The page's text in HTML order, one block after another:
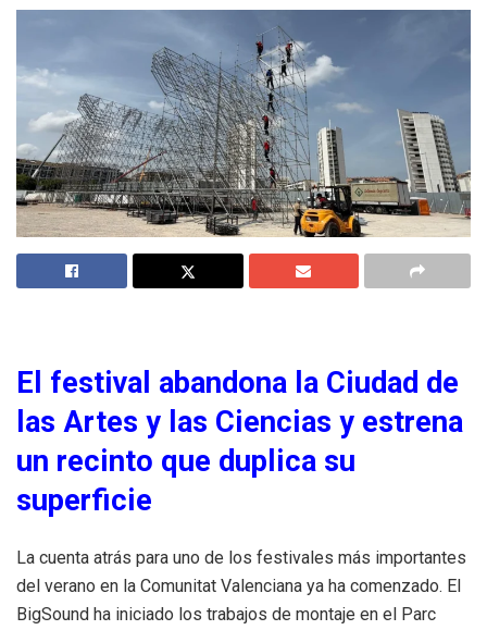
El festival abandona la Ciudad de
las Artes y las Ciencias y estrena
un recinto que duplica su
superficie
La cuenta atrás para uno de los festivales más importantes
del verano en la Comunitat Valenciana ya ha comenzado. El
BigSound ha iniciado los trabajos de montaje en el Parc